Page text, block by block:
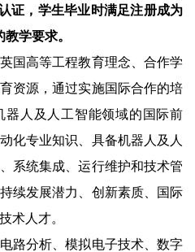
证，学生毕业时满足注册成为
教学要求。
国高等工程教育理念、合作学
资源，通过实施国际合作的培
器人及人工智能领域的国际前
化专业知识、具备机器人及人
系统集成、运行维护和技术管
续发展潜力、创新素质、国际
术人才。
路分析、模拟电子技术、数字